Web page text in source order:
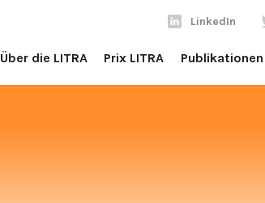
LinkedIn
Über die LITRA Prix LITRA Publikationen